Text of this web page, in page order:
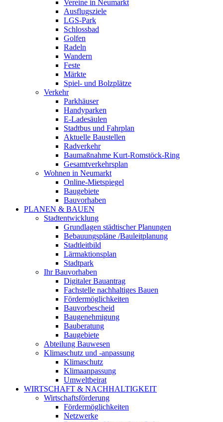
Vereine in Neumarkt
Ausflugsziele
LGS-Park
Schlossbad
Golfen
Radeln
Wandern
Feste
Märkte
Spiel- und Bolzplätze
Verkehr
Parkhäuser
Handyparken
E-Ladesäulen
Stadtbus und Fahrplan
Aktuelle Baustellen
Radverkehr
Baumaßnahme Kurt-Romstöck-Ring
Gesamtverkehrsplan
Wohnen in Neumarkt
Online-Mietspiegel
Baugebiete
Bauvorhaben
PLANEN & BAUEN
Stadtentwicklung
Grundlagen städtischer Planungen
Bebauungspläne /Bauleitplanung
Stadtleitbild
Lärmaktionsplan
Stadtpark
Ihr Bauvorhaben
Digitaler Bauantrag
Fachstelle nachhaltiges Bauen
Fördermöglichkeiten
Bauvorbescheid
Baugenehmigung
Bauberatung
Baugebiete
Abteilung Bauwesen
Klimaschutz und -anpassung
Klimaschutz
Klimaanpassung
Umweltbeirat
WIRTSCHAFT & NACHHALTIGKEIT
Wirtschaftsförderung
Fördermöglichkeiten
Netzwerke